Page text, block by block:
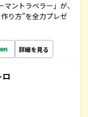
ントラベラー」が、
り方”を全力プレゼ
詳細を見る